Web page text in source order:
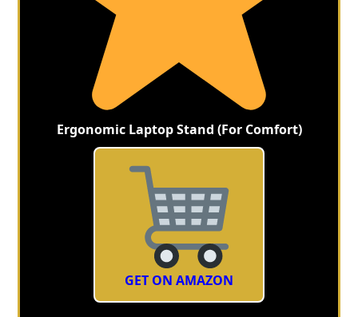
Ergonomic Laptop Stand (For Comfort)
GET ON AMAZON